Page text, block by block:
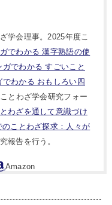
学会理事。2025年度こ
でわかる 漢字熟語の使
ガでわかる すごいこと
でわかる おもしろい四
とわざ学会研究フォー
わざを通して意識づけ
のことわざ探求：人々が
報告を行う。